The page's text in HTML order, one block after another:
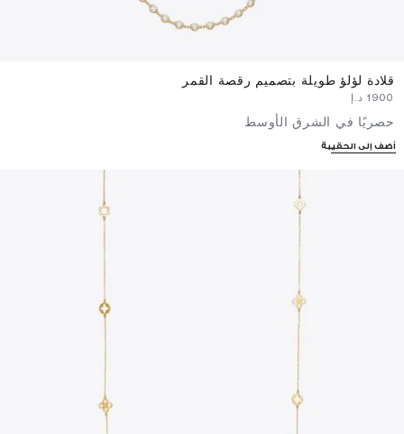
قلادة لؤلؤ طويلة بتصميم رقصة القمر
حصريًا في الشرق الأوسط
أضف إلى الحقيبة